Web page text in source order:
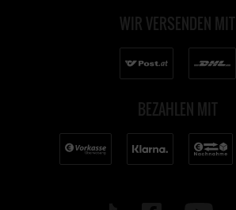
WIR VERSENDEN MIT
BEZAHLEN MIT